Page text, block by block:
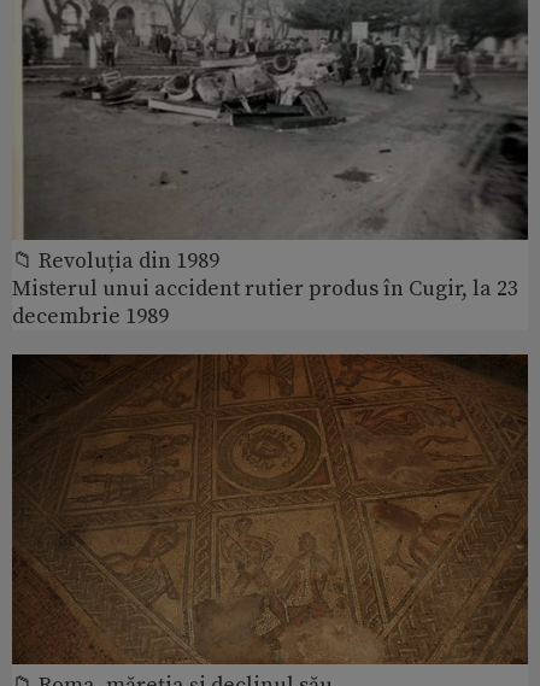
📁 Revoluția din 1989
Misterul unui accident rutier produs în Cugir, la 23
decembrie 1989